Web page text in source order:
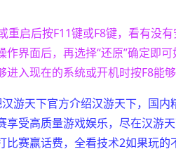
重启后按F11键或F8键，看有没
作界面后，再选择“还原”确定即
进入现在的系统或开机时按F8能
游天下官方介绍汉游天下，国
享受高质量游戏娱乐，尽在汉游
比赛赢话费，全看技术2如果玩的